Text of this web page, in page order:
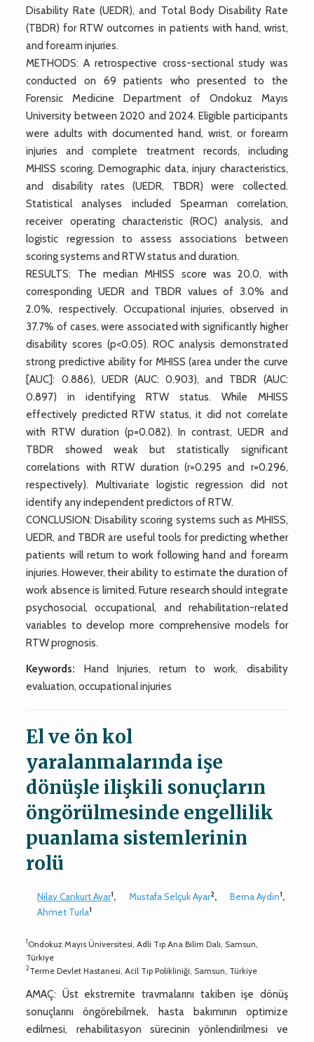
Disability Rate (UEDR), and Total Body Disability Rate
(TBDR) for RTW outcomes in patients with hand, wrist,
and forearm injuries.
METHODS: A retrospective cross-sectional study was
conducted on 69 patients who presented to the
Forensic Medicine Department of Ondokuz Mayıs
University between 2020 and 2024. Eligible participants
were adults with documented hand, wrist, or forearm
injuries and complete treatment records, including
MHISS scoring. Demographic data, injury characteristics,
and disability rates (UEDR, TBDR) were collected.
Statistical analyses included Spearman correlation,
receiver operating characteristic (ROC) analysis, and
logistic regression to assess associations between
scoring systems and RTW status and duration.
RESULTS: The median MHISS score was 20.0, with
corresponding UEDR and TBDR values of 3.0% and
2.0%, respectively. Occupational injuries, observed in
37.7% of cases, were associated with significantly higher
disability scores (p<0.05). ROC analysis demonstrated
strong predictive ability for MHISS (area under the curve
[AUC]: 0.886), UEDR (AUC: 0.903), and TBDR (AUC:
0.897) in identifying RTW status. While MHISS
effectively predicted RTW status, it did not correlate
with RTW duration (p=0.082). In contrast, UEDR and
TBDR showed weak but statistically significant
correlations with RTW duration (r=0.295 and r=0.296,
respectively). Multivariate logistic regression did not
identify any independent predictors of RTW.
CONCLUSION: Disability scoring systems such as MHISS,
UEDR, and TBDR are useful tools for predicting whether
patients will return to work following hand and forearm
injuries. However, their ability to estimate the duration of
work absence is limited. Future research should integrate
psychosocial, occupational, and rehabilitation-related
variables to develop more comprehensive models for
RTW prognosis.
Keywords: Hand Injuries, return to work, disability
evaluation, occupational injuries
El ve ön kol
yaralanmalarında işe
dönüşle ilişkili sonuçların
öngörülmesinde engellilik
puanlama sistemlerinin
rolü
Nilay Cankurt Ayar1, Mustafa Selçuk Ayar2, Berna Aydin1,
Ahmet Turla1
1Ondokuz Mayıs Üniversitesi, Adli Tıp Ana Bilim Dalı, Samsun,
Türkiye
2Terme Devlet Hastanesi, Acil Tıp Polikliniği, Samsun, Türkiye
AMAÇ: Üst ekstremite travmalarını takiben işe dönüş
sonuçlarını öngörebilmek, hasta bakımının optimize
edilmesi, rehabilitasyon sürecinin yönlendirilmesi ve